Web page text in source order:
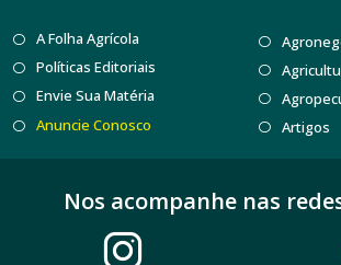
A Folha Agrícola
Políticas Editoriais
Envie Sua Matéria
Anuncie Conosco
Artigos
Nos acompanhe nas